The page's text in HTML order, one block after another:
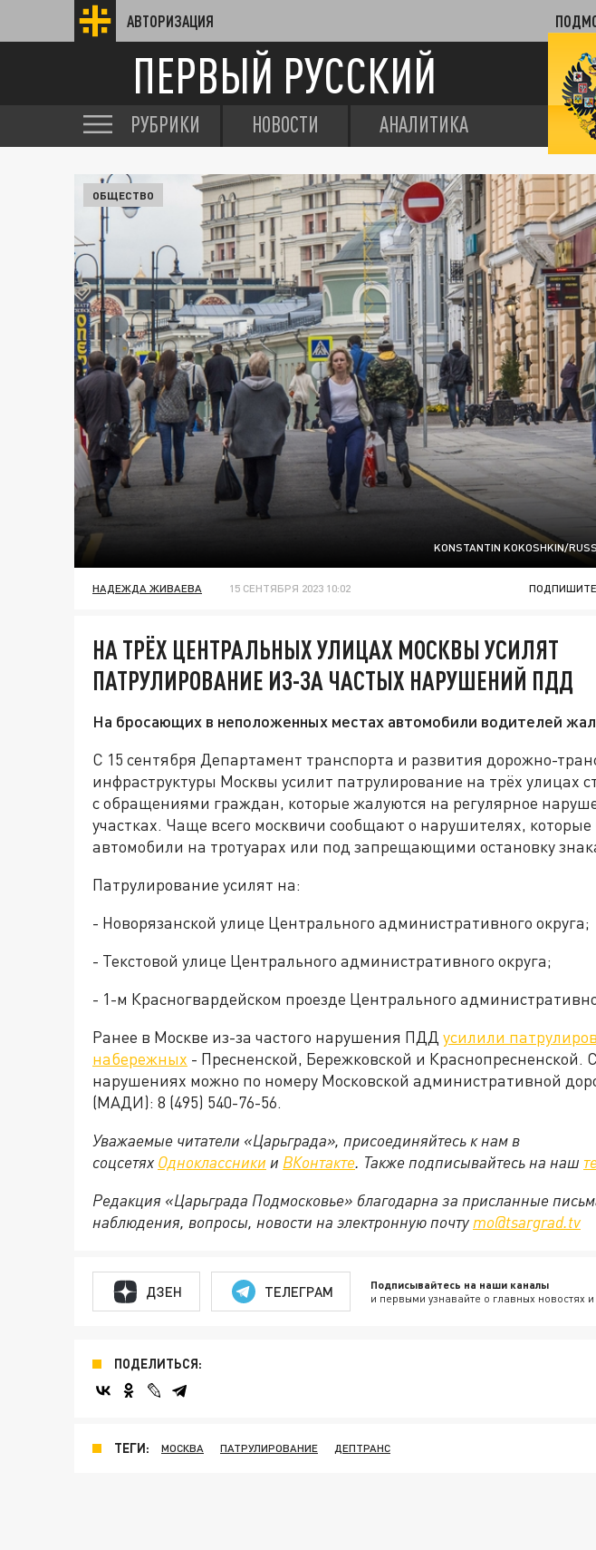
АВТОРИЗАЦИЯ
ПЕРВЫЙ РУССКИЙ
РУБРИКИ НОВОСТИ АНАЛИТИКА
KONSTANTIN KOKOSHKIN/
ОБЩЕСТВО
НАДЕЖДА ЖИВАЕВА 15 СЕНТЯБРЯ 2023 10:02
НА ТРЁХ ЦЕНТРАЛЬНЫХ УЛИЦАХ МОСКВЫ УСИЛЯТ
ПАТРУЛИРОВАНИЕ ИЗ-ЗА ЧАСТЫХ НАРУШЕНИЙ ПДД
На бросающих в неположенных местах автомобили водителей
С 15 сентября Департамент транспорта и развития дорожно-
инфраструктуры Москвы усилит патрулирование на трёх улицах
с обращениями граждан, которые жалуются на регулярное
участках. Чаще всего москвичи сообщают о нарушителях, которые
автомобили на тротуарах или под запрещающими остановку
Патрулирование усилят на:
- Новорязанской улице Центрального административного округа;
- Текстовой улице Центрального административного округа;
- 1-м Красногвардейском проезде Центрального
Ранее в Москве из-за частого нарушения ПДД усилили
набережных - Пресненской, Бережковской и Краснопресненской.
нарушениях можно по номеру Московской административной
(МАДИ): 8 (495) 540-76-56.
Уважаемые читатели «Царьграда», присоединяйтесь к нам в
соцсетях Одноклассники и ВКонтакте. Также подписывайтесь на наш
Редакция «Царьграда Подмосковье» благодарна за присланные
наблюдения, вопросы, новости на электронную почту mo@tsargrad.tv
ДЗЕН ТЕЛЕГРАМ Подписывайтесь на наши каналы
и первыми узнавайте о главных новостях
ПОДЕЛИТЬСЯ:
ТЕГИ: МОСКВА ПАТРУЛИРОВАНИЕ ДЕПТРАНС